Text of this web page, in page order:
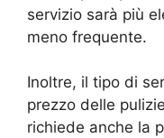
servizio sarà più
meno frequente.
Inoltre, il tipo di
prezzo delle
richiede anche la